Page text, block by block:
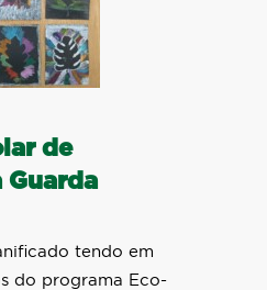
de
Guarda
tendo em
do programa Eco-